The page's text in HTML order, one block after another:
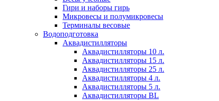
Гири и наборы гирь
Микровесы и полумикровесы
Терминалы весовые
Водоподготовка
Аквадистилляторы
Аквадистилляторы 10 л.
Аквадистилляторы 15 л.
Аквадистилляторы 25 л.
Аквадистилляторы 4 л.
Аквадистилляторы 5 л.
Аквадистилляторы BL